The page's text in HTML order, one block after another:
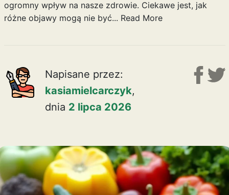
ogromny wpływ na nasze zdrowie. Ciekawe jest, jak
różne objawy mogą nie być... Read More
Napisane przez:
kasiamielcarczyk,
dnia 2 lipca 2026